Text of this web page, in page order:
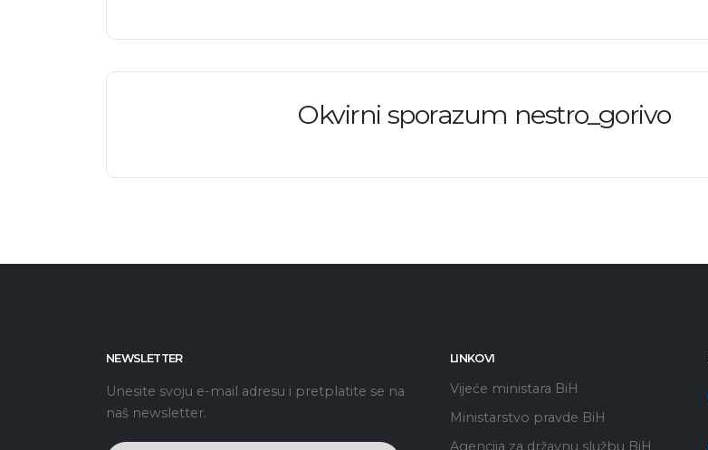
Okvirni sporazum nestro_gorivo
NEWSLETTER
Unesite svoju e-mail adresu i pretplatite se na
naš newsletter.
LINKOVI
Vijeće ministara BiH
Ministarstvo pravde BiH
Agencija za državnu službu BiH